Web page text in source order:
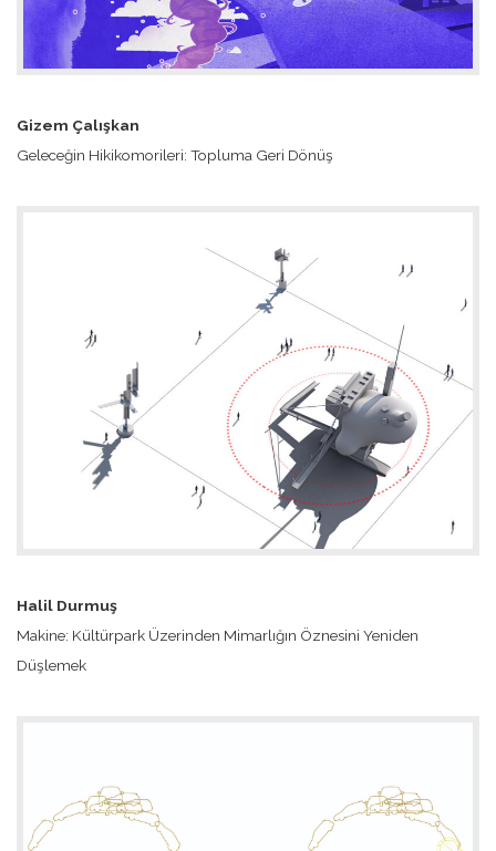
Gizem Çalışkan
Geleceğin Hikikomorileri: Topluma Geri Dönüş
Halil Durmuş
Makine: Kültürpark Üzerinden Mimarlığın Öznesini Yeniden
Düşlemek